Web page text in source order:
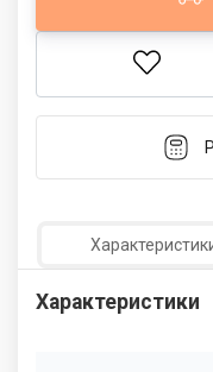
Характеристики